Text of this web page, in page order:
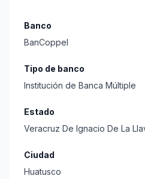
Banco
BanCoppel
Tipo de banco
Institución de Banca Múltiple
Estado
Veracruz De Ignacio De La
Ciudad
Huatusco